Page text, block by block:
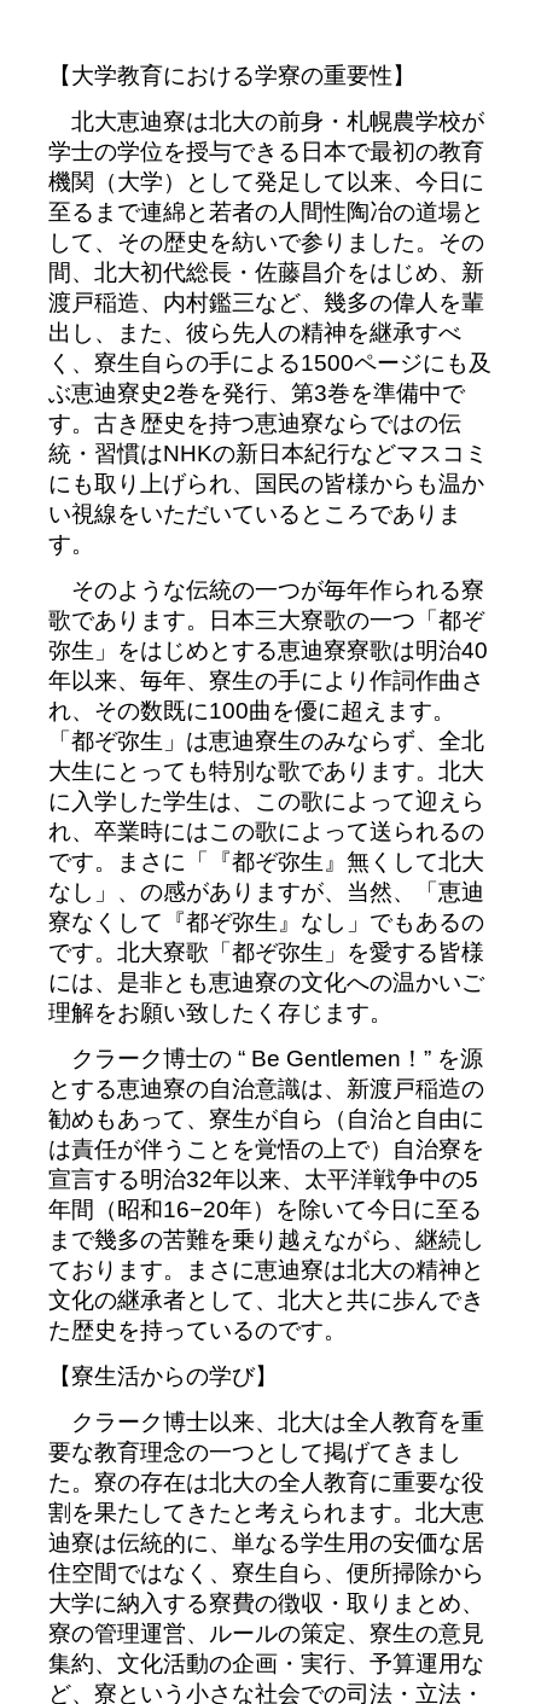
【大学教育における学寮の重要性】
北大恵迪寮は北大の前身・札幌農学校が
学士の学位を授与できる日本で最初の教育
機関（大学）として発足して以来、今日に
至るまで連綿と若者の人間性陶冶の道場と
して、その歴史を紡いで参りました。その
間、北大初代総長・佐藤昌介をはじめ、新
渡戸稲造、内村鑑三など、幾多の偉人を輩
出し、また、彼ら先人の精神を継承すべ
く、寮生自らの手による1500ページにも及
ぶ恵迪寮史2巻を発行、第3巻を準備中で
す。古き歴史を持つ恵迪寮ならではの伝
統・習慣はNHKの新日本紀行などマスコミ
にも取り上げられ、国民の皆様からも温か
い視線をいただいているところでありま
す。
そのような伝統の一つが毎年作られる寮
歌であります。日本三大寮歌の一つ「都ぞ
弥生」をはじめとする恵迪寮寮歌は明治40
年以来、毎年、寮生の手により作詞作曲さ
れ、その数既に100曲を優に超えます。
「都ぞ弥生」は恵迪寮生のみならず、全北
大生にとっても特別な歌であります。北大
に入学した学生は、この歌によって迎えら
れ、卒業時にはこの歌によって送られるの
です。まさに「『都ぞ弥生』無くして北大
なし」、の感がありますが、当然、「恵迪
寮なくして『都ぞ弥生』なし」でもあるの
です。北大寮歌「都ぞ弥生」を愛する皆様
には、是非とも恵迪寮の文化への温かいご
理解をお願い致したく存じます。
クラーク博士の “ Be Gentlemen！” を源
とする恵迪寮の自治意識は、新渡戸稲造の
勧めもあって、寮生が自ら（自治と自由に
は責任が伴うことを覚悟の上で）自治寮を
宣言する明治32年以来、太平洋戦争中の5
年間（昭和16−20年）を除いて今日に至る
まで幾多の苦難を乗り越えながら、継続し
ております。まさに恵迪寮は北大の精神と
文化の継承者として、北大と共に歩んでき
た歴史を持っているのです。
【寮生活からの学び】
クラーク博士以来、北大は全人教育を重
要な教育理念の一つとして掲げてきまし
た。寮の存在は北大の全人教育に重要な役
割を果たしてきたと考えられます。北大恵
迪寮は伝統的に、単なる学生用の安価な居
住空間ではなく、寮生自ら、便所掃除から
大学に納入する寮費の徴収・取りまとめ、
寮の管理運営、ルールの策定、寮生の意見
集約、文化活動の企画・実行、予算運用な
ど、寮という小さな社会での司法・立法・